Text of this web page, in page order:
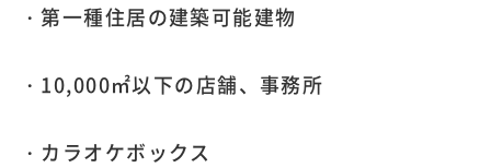
・第一種住居の建築可能建物
・10,000㎡以下の店舗、事務所
・カラオケボックス